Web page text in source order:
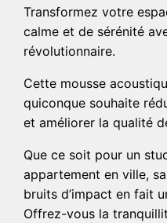
Transformez votre
calme et de sérénité
révolutionnaire.
Cette mousse
quiconque souhaite
et améliorer la qualité
Que ce soit pour un
appartement en ville,
bruits d’impact en fait
Offrez-vous la